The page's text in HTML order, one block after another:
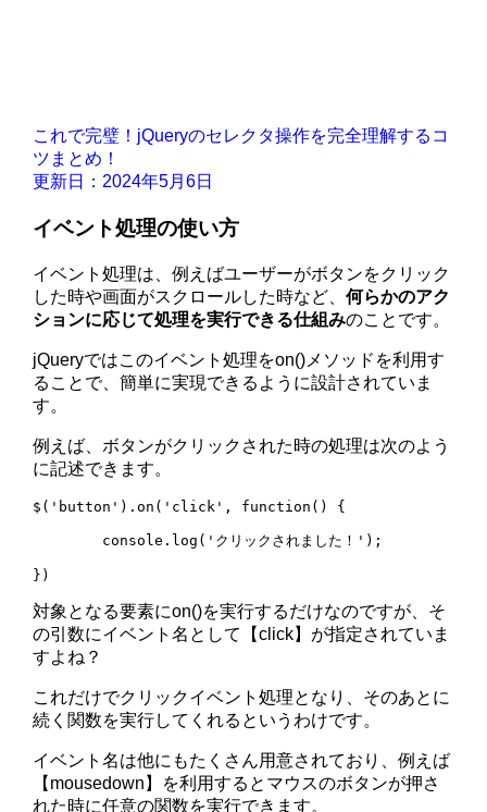
これで完璧！jQueryのセレクタ操作を完全理解するコ
ツまとめ！
更新日：2024年5月6日
イベント処理の使い方
イベント処理は、例えばユーザーがボタンをクリック
した時や画面がスクロールした時など、何らかのアク
ションに応じて処理を実行できる仕組みのことです。
jQueryではこのイベント処理をon()メソッドを利用す
ることで、簡単に実現できるように設計されていま
す。
例えば、ボタンがクリックされた時の処理は次のよう
に記述できます。
$('button').on('click', function() {
        console.log('クリックされました！');
対象となる要素にon()を実行するだけなのですが、そ
の引数にイベント名として【click】が指定されていま
すよね？
これだけでクリックイベント処理となり、そのあとに
続く関数を実行してくれるというわけです。
イベント名は他にもたくさん用意されており、例えば
【mousedown】を利用するとマウスのボタンが押さ
れた時に任意の関数を実行できます。